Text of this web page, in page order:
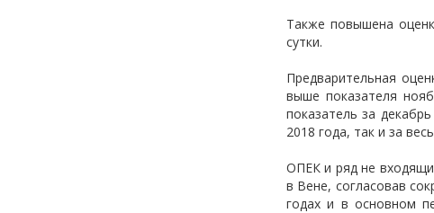
Также повышена
сутки.
Предварительная
выше показателя
показатель за
2018 года, так и за
ОПЕК и ряд не
в Вене, согласовав
годах и в основном